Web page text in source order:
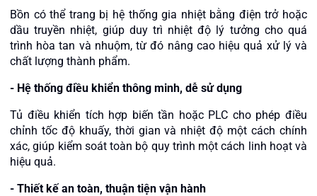
Bồn có thể trang bị hệ thống gia nhiệt bằng điện trở hoặc
dầu truyền nhiệt, giúp duy trì nhiệt độ lý tưởng cho quá
trình hòa tan và nhuộm, từ đó nâng cao hiệu quả xử lý và
chất lượng thành phẩm.
- Hệ thống điều khiển thông minh, dễ sử dụng
Tủ điều khiển tích hợp biến tần hoặc PLC cho phép điều
chỉnh tốc độ khuấy, thời gian và nhiệt độ một cách chính
xác, giúp kiểm soát toàn bộ quy trình một cách linh hoạt và
hiệu quả.
- Thiết kế an toàn, thuận tiện vận hành